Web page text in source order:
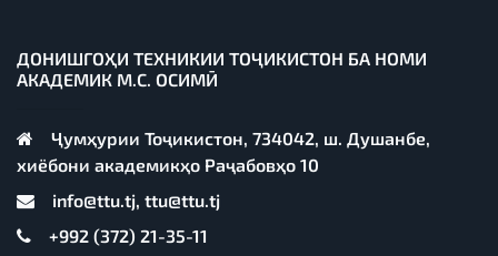
ДОНИШГОҲИ ТЕХНИКИИ ТОҶИКИСТОН БА НОМИ
АКАДЕМИК М.С. ОСИМӢ
Ҷумҳурии Тоҷикистон, 734042, ш. Душанбе,
хиёбони академикҳо Раҷабовҳо 10
info@ttu.tj, ttu@ttu.tj
+992 (372) 21-35-11